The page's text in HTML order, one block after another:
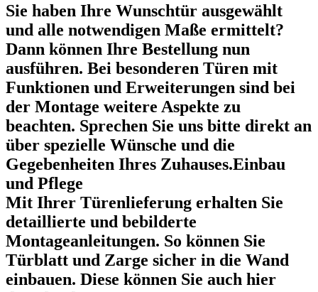
Sie haben Ihre Wunschtür ausgewählt
und alle notwendigen Maße ermittelt?
Dann können Ihre Bestellung nun
ausführen. Bei besonderen Türen mit
Funktionen und Erweiterungen sind bei
der Montage weitere Aspekte zu
beachten. Sprechen Sie uns bitte direkt an
über spezielle Wünsche und die
Gegebenheiten Ihres Zuhauses.Einbau
und Pflege
Mit Ihrer Türenlieferung erhalten Sie
detaillierte und bebilderte
Montageanleitungen. So können Sie
Türblatt und Zarge sicher in die Wand
einbauen. Diese können Sie auch hier